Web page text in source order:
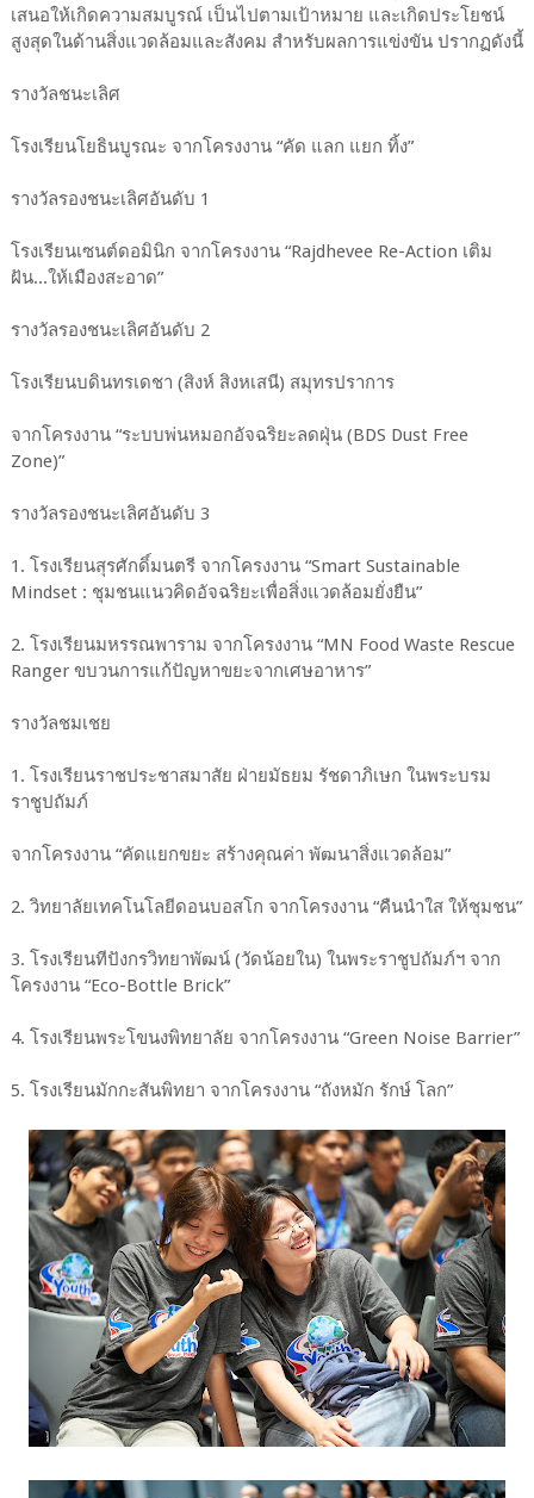
เสนอให้เกิดความสมบูรณ์ เป็นไปตามเป้าหมาย และเกิดประโยชน์
สูงสุดในด้านสิ่งแวดล้อมและสังคม สำหรับผลการแข่งขัน ปรากฏดังนี้
รางวัลชนะเลิศ
โรงเรียนโยธินบูรณะ จากโครงงาน “คัด แลก แยก ทิ้ง”
รางวัลรองชนะเลิศอันดับ 1
โรงเรียนเซนต์ดอมินิก จากโครงงาน “Rajdhevee Re-Action เติม
ฝัน...ให้เมืองสะอาด”
รางวัลรองชนะเลิศอันดับ 2
โรงเรียนบดินทรเดชา (สิงห์ สิงหเสนี) สมุทรปราการ
จากโครงงาน “ระบบพ่นหมอกอัจฉริยะลดฝุ่น (BDS Dust Free
Zone)”
รางวัลรองชนะเลิศอันดับ 3
1. โรงเรียนสุรศักดิ์มนตรี จากโครงงาน “Smart Sustainable
Mindset : ชุมชนแนวคิดอัจฉริยะเพื่อสิ่งแวดล้อมยั่งยืน”
2. โรงเรียนมหรรณพาราม จากโครงงาน “MN Food Waste Rescue
Ranger ขบวนการแก้ปัญหาขยะจากเศษอาหาร”
รางวัลชมเชย
1. โรงเรียนราชประชาสมาสัย ฝ่ายมัธยม รัชดาภิเษก ในพระบรม
ราชูปถัมภ์
จากโครงงาน “คัดแยกขยะ สร้างคุณค่า พัฒนาสิ่งแวดล้อม”
2. วิทยาลัยเทคโนโลยีดอนบอสโก จากโครงงาน “คืนนำใส ให้ชุมชน”
3. โรงเรียนทีปังกรวิทยาพัฒน์ (วัดน้อยใน) ในพระราชูปถัมภ์ฯ จาก
โครงงาน “Eco-Bottle Brick”
4. โรงเรียนพระโขนงพิทยาลัย จากโครงงาน “Green Noise Barrier”
5. โรงเรียนมักกะสันพิทยา จากโครงงาน “ถังหมัก รักษ์ โลก”